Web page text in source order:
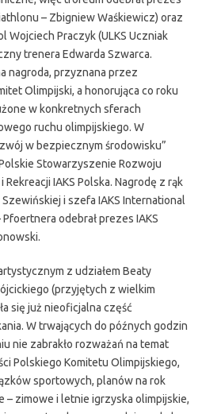
– Zbigniew Waśkiewicz) oraz
Wojciech Praczyk (ULKS Uczniak
trenera Edwarda Szwarca.
nagroda, przyznana przez
Olimpijski, a honorująca co roku
w konkretnych sferach
ruchu olimpijskiego. W
w bezpiecznym środowisku”
Stowarzyszenie Rozwoju
IAKS Polska. Nagrodę z rąk
Szewińskiej i szefa IAKS International
odebrał prezes IAKS
z udziałem Beaty
(przyjętych z wielkim
się już nieoficjalna część
W trwających do późnych godzin
nie zabrakło rozważań na temat
Polskiego Komitetu Olimpijskiego,
sportowych, planów na rok
– zimowe i letnie igrzyska olimpijskie,